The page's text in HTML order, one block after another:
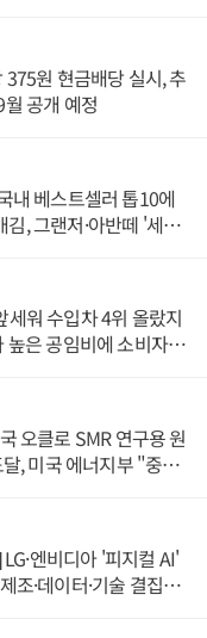
원 현금배당 실시, 추
공개 예정
내 베스트셀러 톱10에
, 그랜저·아반떼 '세단
세워 수입차 4위 올랐지
높은 공임비에 소비자
오클로 SMR 연구용 원
, 미국 에너지부 "중요
엔비디아 '피지컬 AI'
조·데이터·기술 결집